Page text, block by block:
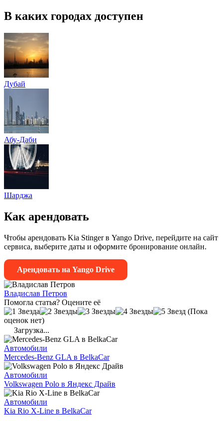
В каких городах доступен
Дубай
Абу-Даби
Шарджа
Как арендовать
Чтобы арендовать Kia Stinger в Yango Drive, перейдите на сайт
сервиса, выберите даты и оформите бронирование онлайн.
Арендовать на Yango Drive
Владислав Петров
Помогла статья? Оцените её
(Пока
оценок нет)
Загрузка...
Автомобили
Mercedes-Benz GLA в BelkaCar
Автомобили
Volkswagen Polo в Яндекс Драйв
Автомобили
Kia Rio X-Line в BelkaCar